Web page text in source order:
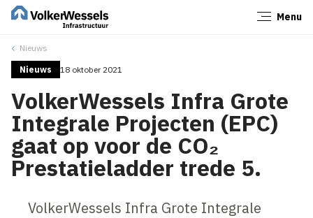
Menu
Nieuws
Nieuws 18 oktober 2021
VolkerWessels Infra Grote
Integrale Projecten (EPC)
gaat op voor de CO₂
Prestatieladder trede 5.
VolkerWessels Infra Grote Integrale
Sluiten